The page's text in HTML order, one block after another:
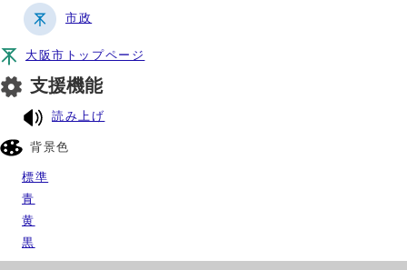
市政
大阪市トップページ
支援機能
読み上げ
背景色
標準
青
黄
黒